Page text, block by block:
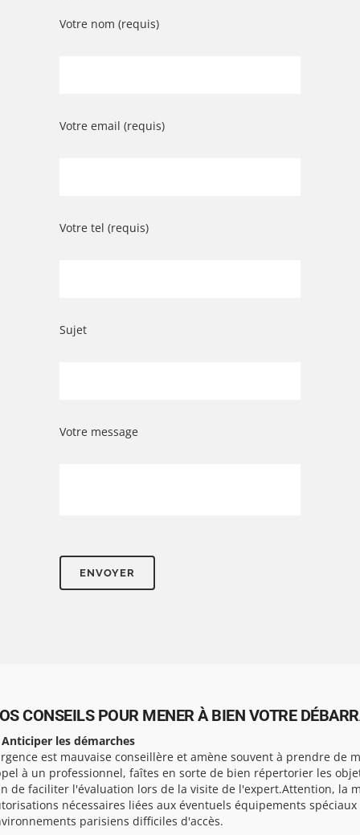
Votre nom (requis)
Votre email (requis)
Votre tel (requis)
Sujet
Votre message
CONSEILS POUR MENER À BIEN VOTRE
les démarches
est mauvaise conseillère et amène souvent à prendre de
à un professionnel, faîtes en sorte de bien répertorier les
de faciliter l'évaluation lors de la visite de l'expert.Attention, la
nécessaires liées aux éventuels équipements
parisiens difficiles d'accès.